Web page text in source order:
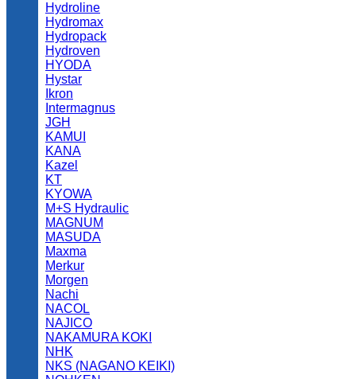
Hydroline
Hydromax
Hydropack
Hydroven
HYODA
Hystar
Ikron
Intermagnus
JGH
KAMUI
KANA
Kazel
KT
KYOWA
M+S Hydraulic
MAGNUM
MASUDA
Maxma
Merkur
Morgen
Nachi
NACOL
NAJICO
NAKAMURA KOKI
NHK
NKS (NAGANO KEIKI)